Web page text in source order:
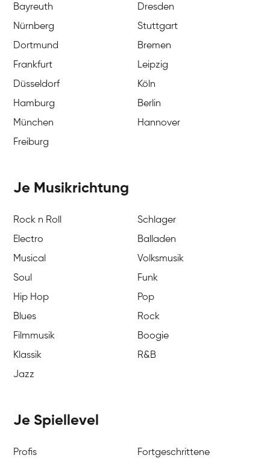
Bayreuth
Dresden
Nürnberg
Stuttgart
Dortmund
Bremen
Frankfurt
Leipzig
Düsseldorf
Köln
Hamburg
Berlin
München
Hannover
Freiburg
Je Musikrichtung
Rock n Roll
Schlager
Electro
Balladen
Musical
Volksmusik
Soul
Funk
Hip Hop
Pop
Blues
Rock
Filmmusik
Boogie
Klassik
R&B
Jazz
Je Spiellevel
Profis
Fortgeschrittene